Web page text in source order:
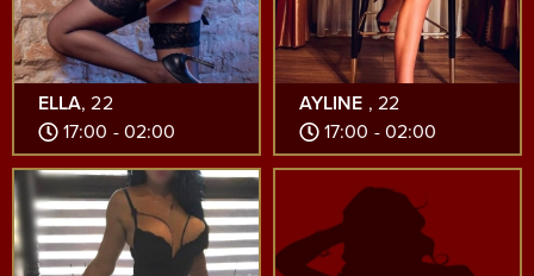
ELLA, 22
17:00 - 02:00
AYLINE , 22
17:00 - 02:00